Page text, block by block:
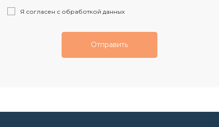
Я согласен с обработкой данных
Отправить